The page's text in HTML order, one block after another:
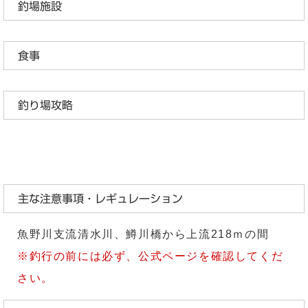
釣場施設
食事
釣り場攻略
主な注意事項・レギュレーション
魚野川支流清水川、鱒川橋から上流218ｍの間
※釣行の前には必ず、公式ページを確認してくだ
さい。